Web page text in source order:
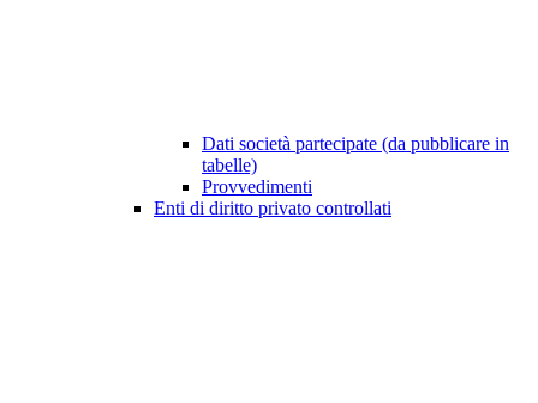
Dati società partecipate (da pubblicare in
tabelle)
Provvedimenti
Enti di diritto privato controllati